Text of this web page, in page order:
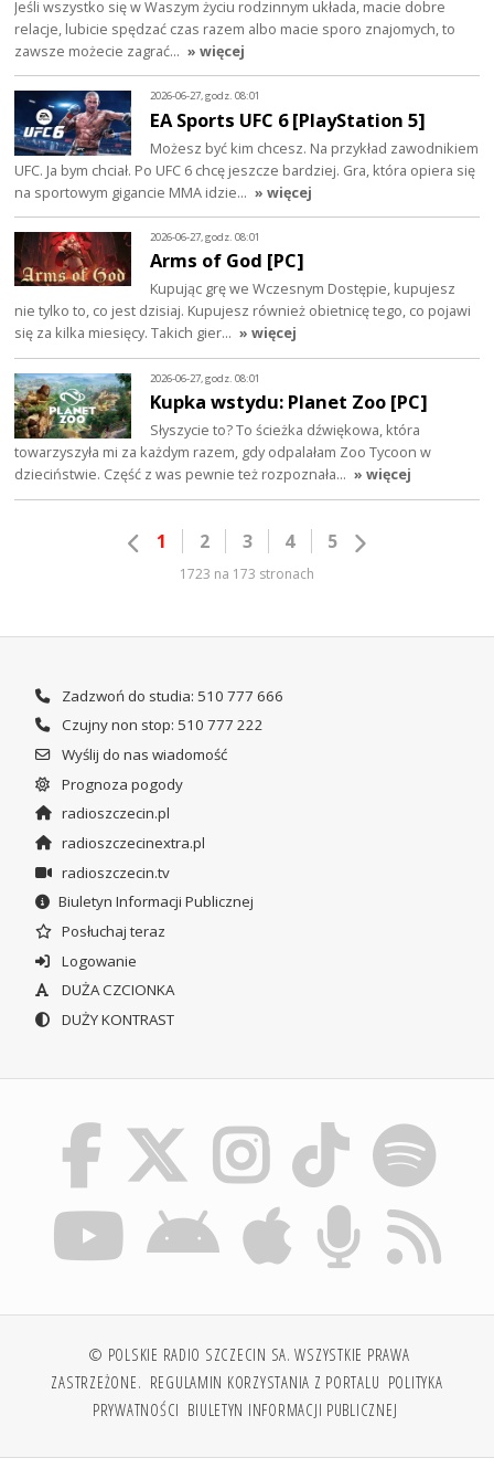
Jeśli wszystko się w Waszym życiu rodzinnym układa, macie dobre
relacje, lubicie spędzać czas razem albo macie sporo znajomych, to
zawsze możecie zagrać… » więcej
2026-06-27, godz. 08:01
EA Sports UFC 6 [PlayStation 5]
Możesz być kim chcesz. Na przykład zawodnikiem
UFC. Ja bym chciał. Po UFC 6 chcę jeszcze bardziej. Gra, która opiera się
na sportowym gigancie MMA idzie… » więcej
2026-06-27, godz. 08:01
Arms of God [PC]
Kupując grę we Wczesnym Dostępie, kupujesz
nie tylko to, co jest dzisiaj. Kupujesz również obietnicę tego, co pojawi
się za kilka miesięcy. Takich gier… » więcej
2026-06-27, godz. 08:01
Kupka wstydu: Planet Zoo [PC]
Słyszycie to? To ścieżka dźwiękowa, która
towarzyszyła mi za każdym razem, gdy odpalałam Zoo Tycoon w
dzieciństwie. Część z was pewnie też rozpoznała… » więcej
1 2 3 4 5
1723 na 173 stronach
Zadzwoń do studia: 510 777 666
Czujny non stop: 510 777 222
Wyślij do nas wiadomość
Prognoza pogody
radioszczecin.pl
radioszczecinextra.pl
radioszczecin.tv
Biuletyn Informacji Publicznej
Posłuchaj teraz
Logowanie
DUŻA CZCIONKA
DUŻY KONTRAST
© POLSKIE RADIO SZCZECIN SA. WSZYSTKIE PRAWA
ZASTRZEŻONE. REGULAMIN KORZYSTANIA Z PORTALU POLITYKA
PRYWATNOŚCI BIULETYN INFORMACJI PUBLICZNEJ